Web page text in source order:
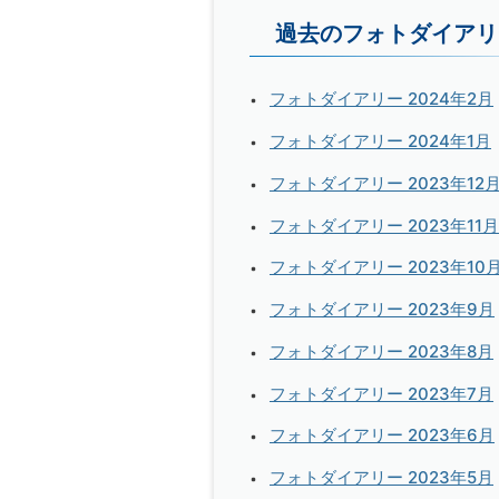
過去のフォトダイア
フォトダイアリー 2024年2月
フォトダイアリー 2024年1月
フォトダイアリー 2023年12月
フォトダイアリー 2023年11月
フォトダイアリー 2023年10月
フォトダイアリー 2023年9月
フォトダイアリー 2023年8月
フォトダイアリー 2023年7月
フォトダイアリー 2023年6月
フォトダイアリー 2023年5月